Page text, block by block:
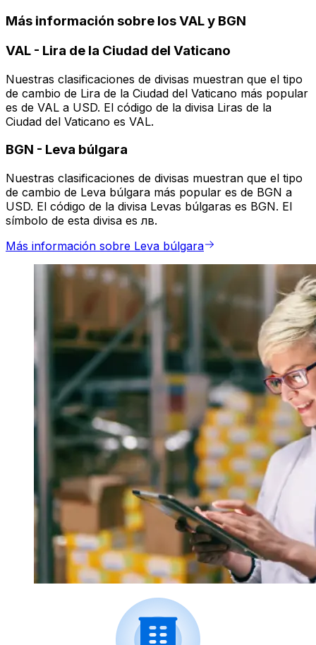
Más información sobre los VAL y BGN
VAL - Lira de la Ciudad del Vaticano
Nuestras clasificaciones de divisas muestran que el tipo
de cambio de Lira de la Ciudad del Vaticano más popular
es de VAL a USD. El código de la divisa Liras de la
Ciudad del Vaticano es VAL.
BGN - Leva búlgara
Nuestras clasificaciones de divisas muestran que el tipo
de cambio de Leva búlgara más popular es de BGN a
USD. El código de la divisa Levas búlgaras es BGN. El
símbolo de esta divisa es лв.
Más información sobre Leva búlgara